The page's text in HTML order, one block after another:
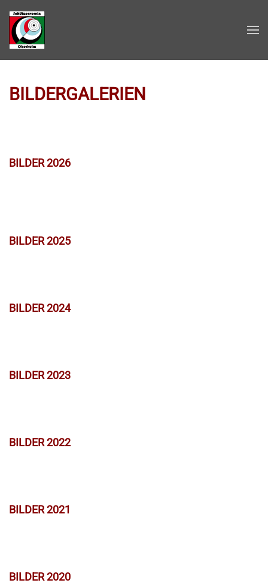
Zum Hauptinhalt springen
BILDERGALERIEN
BILDER 2026
BILDER 2025
BILDER 2024
BILDER 2023
BILDER 2022
BILDER 2021
BILDER 2020